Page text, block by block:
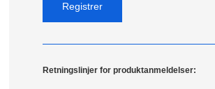
Retningslinjer for produktanmeldelser: